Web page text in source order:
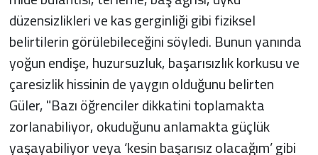
düzensizlikleri ve kas gerginliği gibi fiziksel
belirtilerin görülebileceğini söyledi. Bunun yanında
yoğun endişe, huzursuzluk, başarısızlık korkusu ve
çaresizlik hissinin de yaygın olduğunu belirten
Güler, "Bazı öğrenciler dikkatini toplamakta
zorlanabiliyor, okuduğunu anlamakta güçlük
yaşayabiliyor veya ‘kesin başarısız olacağım’ gibi